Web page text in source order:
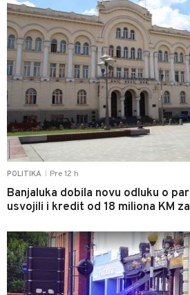
POLITIKA Pre 12 h
Banjaluka dobila novu odluku o
usvojili i kredit od 18 miliona KM